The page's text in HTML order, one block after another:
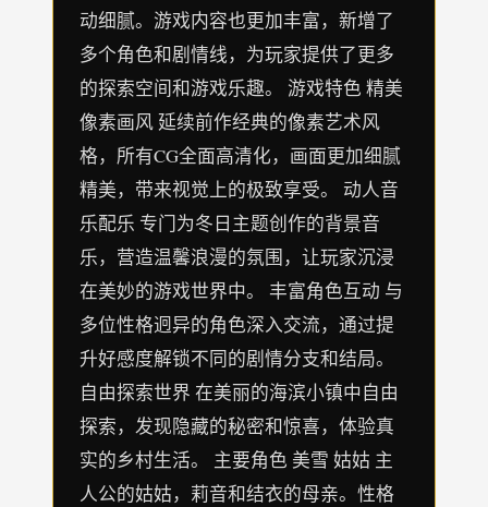
动细腻。游戏内容也更加丰富，新增了
多个角色和剧情线，为玩家提供了更多
的探索空间和游戏乐趣。 游戏特色 精美
像素画风 延续前作经典的像素艺术风
格，所有CG全面高清化，画面更加细腻
精美，带来视觉上的极致享受。 动人音
乐配乐 专门为冬日主题创作的背景音
乐，营造温馨浪漫的氛围，让玩家沉浸
在美妙的游戏世界中。 丰富角色互动 与
多位性格迥异的角色深入交流，通过提
升好感度解锁不同的剧情分支和结局。
自由探索世界 在美丽的海滨小镇中自由
探索，发现隐藏的秘密和惊喜，体验真
实的乡村生活。 主要角色 美雪 姑姑 主
人公的姑姑，莉音和结衣的母亲。性格